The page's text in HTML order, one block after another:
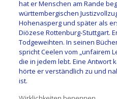
hat er Menschen am Rande
württembergischen
Hohenasperg und später als
Diözese Rottenburg-Stuttgart.
Todgeweihten. In seinen
spricht Ceelen vom „unfairem
die in jedem lebt. Eine Antwort
hörte er verständlich zu und
ist.